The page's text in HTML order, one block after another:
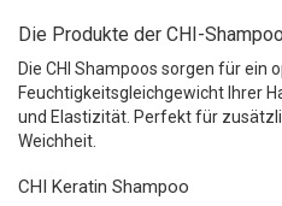
Die Produkte der CHI-
Die CHI Shampoos sorgen für ein
Feuchtigkeitsgleichgewicht Ihrer
und Elastizität. Perfekt für
Weichheit.
CHI Keratin Shampoo